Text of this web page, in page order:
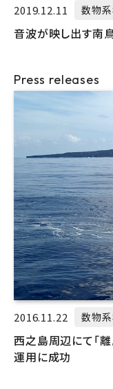
2019.12.11 数物
音波が映し出す南
Press releases
2016.11.22 数物
西之島周辺にて「
運用に成功